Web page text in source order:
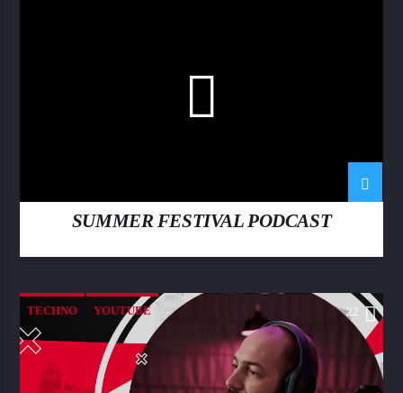
SUMMER FESTIVAL PODCAST
TECHNO YOUTUBE 22